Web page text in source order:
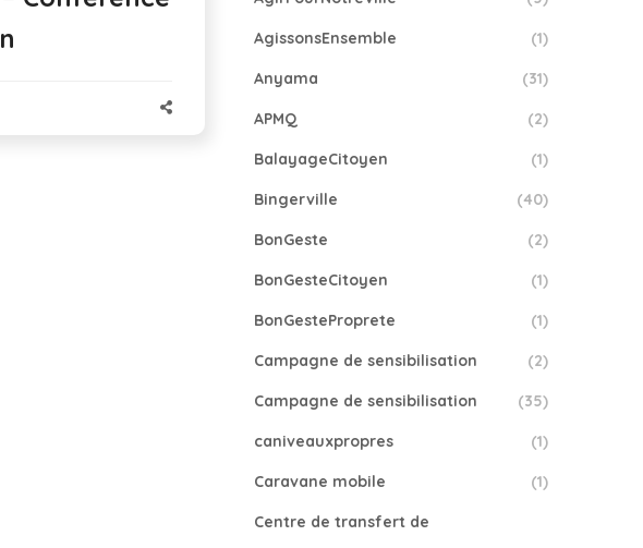
AgissonsEnsemble (1)
Anyama (31)
APMQ (2)
BalayageCitoyen (1)
Bingerville (40)
BonGeste (2)
BonGesteCitoyen (1)
BonGesteProprete (1)
Campagne de sensibilisation (2)
Campagne de sensibilisation (35)
caniveauxpropres (1)
Caravane mobile (1)
Centre de transfert de